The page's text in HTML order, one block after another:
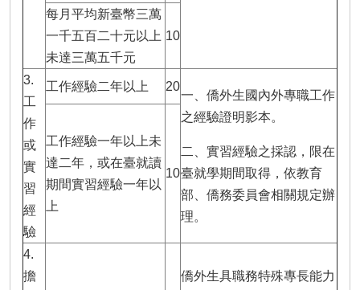
每月平均新臺幣三萬
一千五百二十元以上
未達三萬五千元
10
3.
工
作
或
實
習
經
驗
工作經驗二年以上 20
一、僑外生國內外專職工作
之經驗證明影本。
二、實習經驗之採認，限在
臺就學期間取得，依教育
部、僑務委員會相關規定辦
理。
工作經驗一年以上未
達二年，或在臺就讀
期間實習經驗一年以
上
10
4.
擔
僑外生具職務特殊專長能力